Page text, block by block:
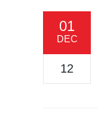
01
DEC
12